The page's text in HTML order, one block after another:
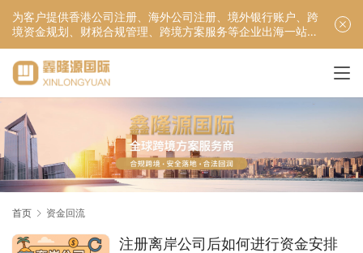
为客户提供香港公司注册、海外公司注册、境外银行账户、跨
境资金规划、财税合规管理、跨境方案服务等企业出海一站式
服务！
首页 资金回流
注册离岸公司后如何进行资金安排